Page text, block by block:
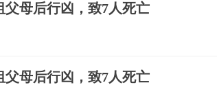
母后行凶，致7人死亡
母后行凶，致7人死亡